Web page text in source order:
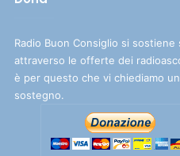
Radio Buon Consiglio si sostiene
attraverso le offerte dei
è per questo che vi chiediamo un
sostegno.